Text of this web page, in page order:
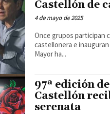
Castellón de
4 de mayo de 2025
Once grupos participan
castellonera e inauguran
Mayor ha...
97ª edición
Castellón
serenata